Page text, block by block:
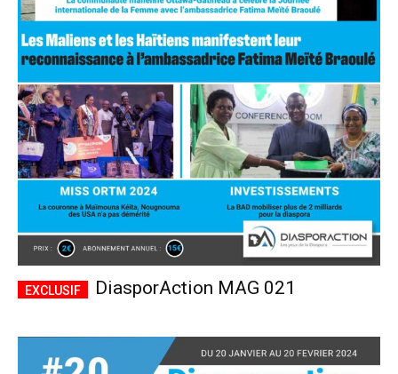
DiasporAction MAG 021